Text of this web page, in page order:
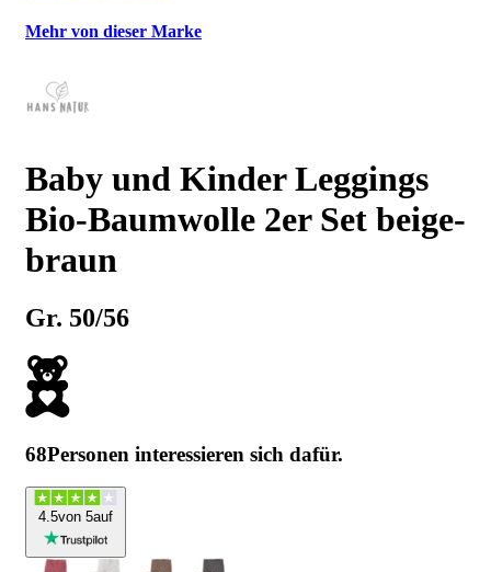
Mehr von dieser Marke
Baby und Kinder Leggings
Bio-Baumwolle 2er Set beige-
braun
Gr. 50/56
68Personen interessieren sich dafür.
4.5von 5auf